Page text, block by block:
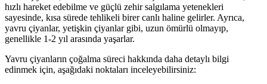
hızlı hareket edebilme ve güçlü zehir salgılama yetenekleri
sayesinde, kısa sürede tehlikeli birer canlı haline gelirler. Ayrıca,
yavru çiyanlar, yetişkin çiyanlar gibi, uzun ömürlü olmayıp,
genellikle 1-2 yıl arasında yaşarlar.
Yavru çiyanların çoğalma süreci hakkında daha detaylı bilgi
edinmek için, aşağıdaki noktaları inceleyebilirsiniz: